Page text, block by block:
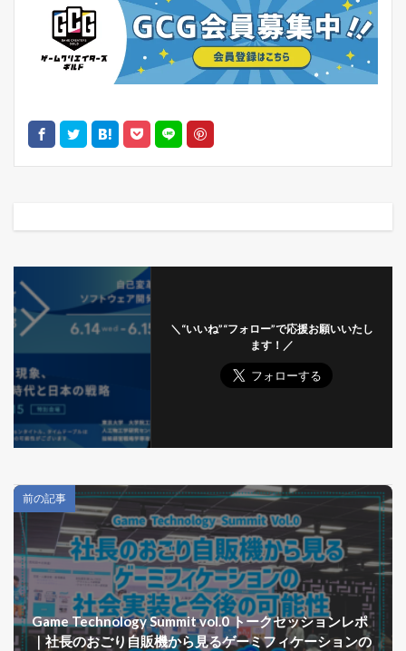
＼“いいね”“フォロー”で応援お願いいたし
ます！／
前の記事
Game Technology Summit vol.0 トークセッションレポ
｜社長のおごり自販機から見るゲーミフィケーションの